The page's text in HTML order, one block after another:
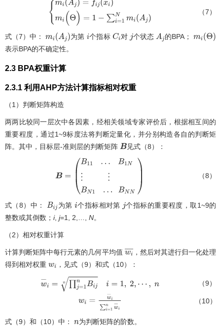
m )=fij(x i( =1-∑i= m (A j) （7）
式（7）中： mi(Aj) 为第 i个指标 Ci 对 j 个状态 Aj 的BPA； mi(Θ)
表示BPA的不确定性。
2.3 BPA权重计算
2.3.1 利用AHP方法计算指标相对权重
（1）判断矩阵构造
两两比较同一层次中各因素，经相关领域专家评价后，根据相互间的
重要程度，通过1~9标度法将判断定量化，并分别构造各自的判断矩
阵。其中，目标层-准则层的判断矩阵 B 见式（8）：
B= B11 … ⋮ （8）
式（8）中： Bij 为第 i个指标相对第 j 个指标的重要程度，取1~9的
整数或其倒数； i, j=1, 2,…, N。
（2）相对权重计算
计算判断矩阵中每行元素的几何平均值 wi¯，然后对其进行归一化处理
得到相对权重 wi ，见式（9）和式（10）：
w-i =∏ =1 nBijn i=1 2 ⋯ n （9）
w =w-
（10）
式（9）和（10）中： n为判断矩阵的阶数。